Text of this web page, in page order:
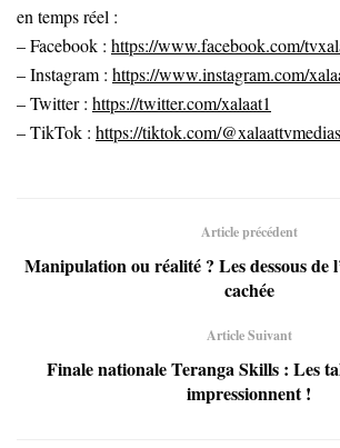
en temps réel :
– Facebook : https://www.facebook.com/
– Instagram : https://www.instagram.com/
– Twitter : https://twitter.com/xalaat1
– TikTok : https://tiktok.com/@xalaattvmedias
Article précédent
Manipulation ou réalité ? Les dessous de
cachée
Article Suivant
Finale nationale Teranga Skills : Les
impressionnent !